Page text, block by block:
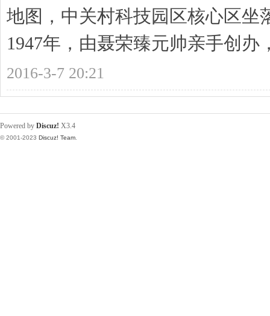
地图，中关村科技园区核心区坐
1947年，由聂荣臻元帅亲手创办
2016-3-7 20:21
Powered by Discuz! X3.4
© 2001-2023 Discuz! Team